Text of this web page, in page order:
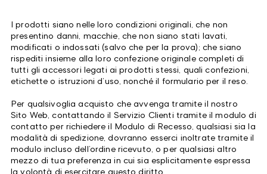
I prodotti siano nelle loro condizioni originali, che non
presentino danni, macchie, che non siano stati lavati,
modificati o indossati (salvo che per la prova); che siano
rispediti insieme alla loro confezione originale completi di
tutti gli accessori legati ai prodotti stessi, quali confezioni,
etichette o istruzioni d’uso, nonché il formulario per il reso.
Per qualsivoglia acquisto che avvenga tramite il nostro
Sito Web, contattando il Servizio Clienti tramite il modulo di
contatto per richiedere il Modulo di Recesso, qualsiasi sia la
modalità di spedizione, dovranno esserci inoltrate tramite il
modulo incluso dell’ordine ricevuto, o per qualsiasi altro
mezzo di tua preferenza in cui sia esplicitamente espressa
la volontà di esercitare questo diritto.